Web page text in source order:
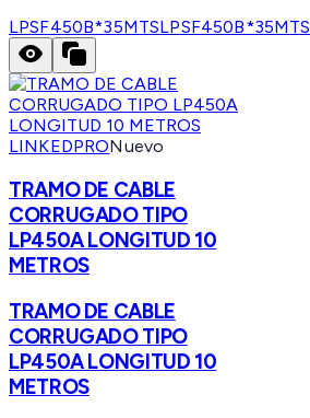
LPSF450B*35MTSLPSF450B*35MTS
LINKEDPRONuevo
TRAMO DE CABLE
CORRUGADO TIPO
LP450A LONGITUD 10
METROS
TRAMO DE CABLE
CORRUGADO TIPO
LP450A LONGITUD 10
METROS